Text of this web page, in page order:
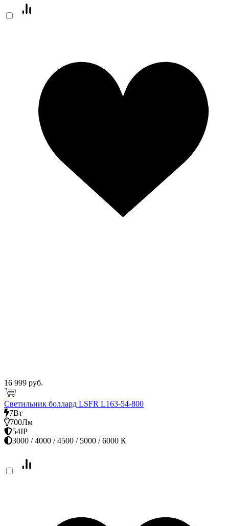
16 999 руб.
Светильник боллард LSFR L163-54-800
7Вт
700Лм
54IP
3000 / 4000 / 4500 / 5000 / 6000 К